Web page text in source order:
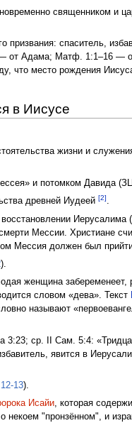
священником и
призвания: спаситель,
— от Адама; Матф. 1:1–16 —
что место рождения
в Иисусе
жизни и
и потомком Давида
древней Иудеей[2].
Иерусалима
Мессии. Христиане
Мессия должен был
).
женщина забеременеет,
словом «дева». Текст
называют
3:23; ср. II Сам. 5:4:
явится в
13).
Исайи, которая
некоем "пронзённом", и